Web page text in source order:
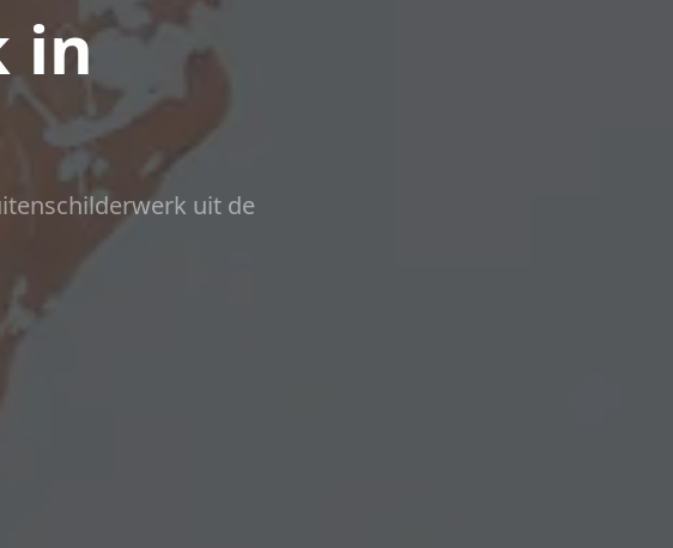
in
uit de